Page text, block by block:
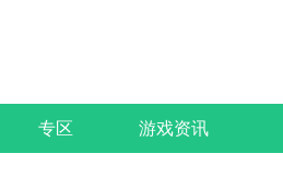
专区 游戏资讯